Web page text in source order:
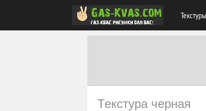
Текстуры
Текстура черная